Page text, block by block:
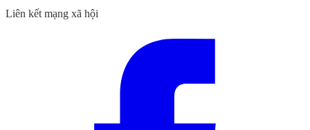
Liên kết mạng xã hội